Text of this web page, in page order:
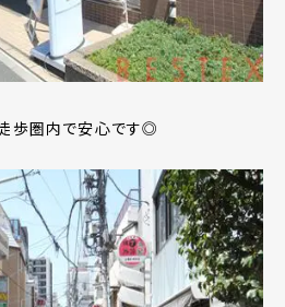
歩圏内で安心です◎